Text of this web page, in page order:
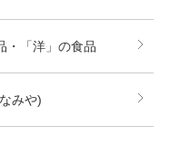
・「洋」の食品
みや)